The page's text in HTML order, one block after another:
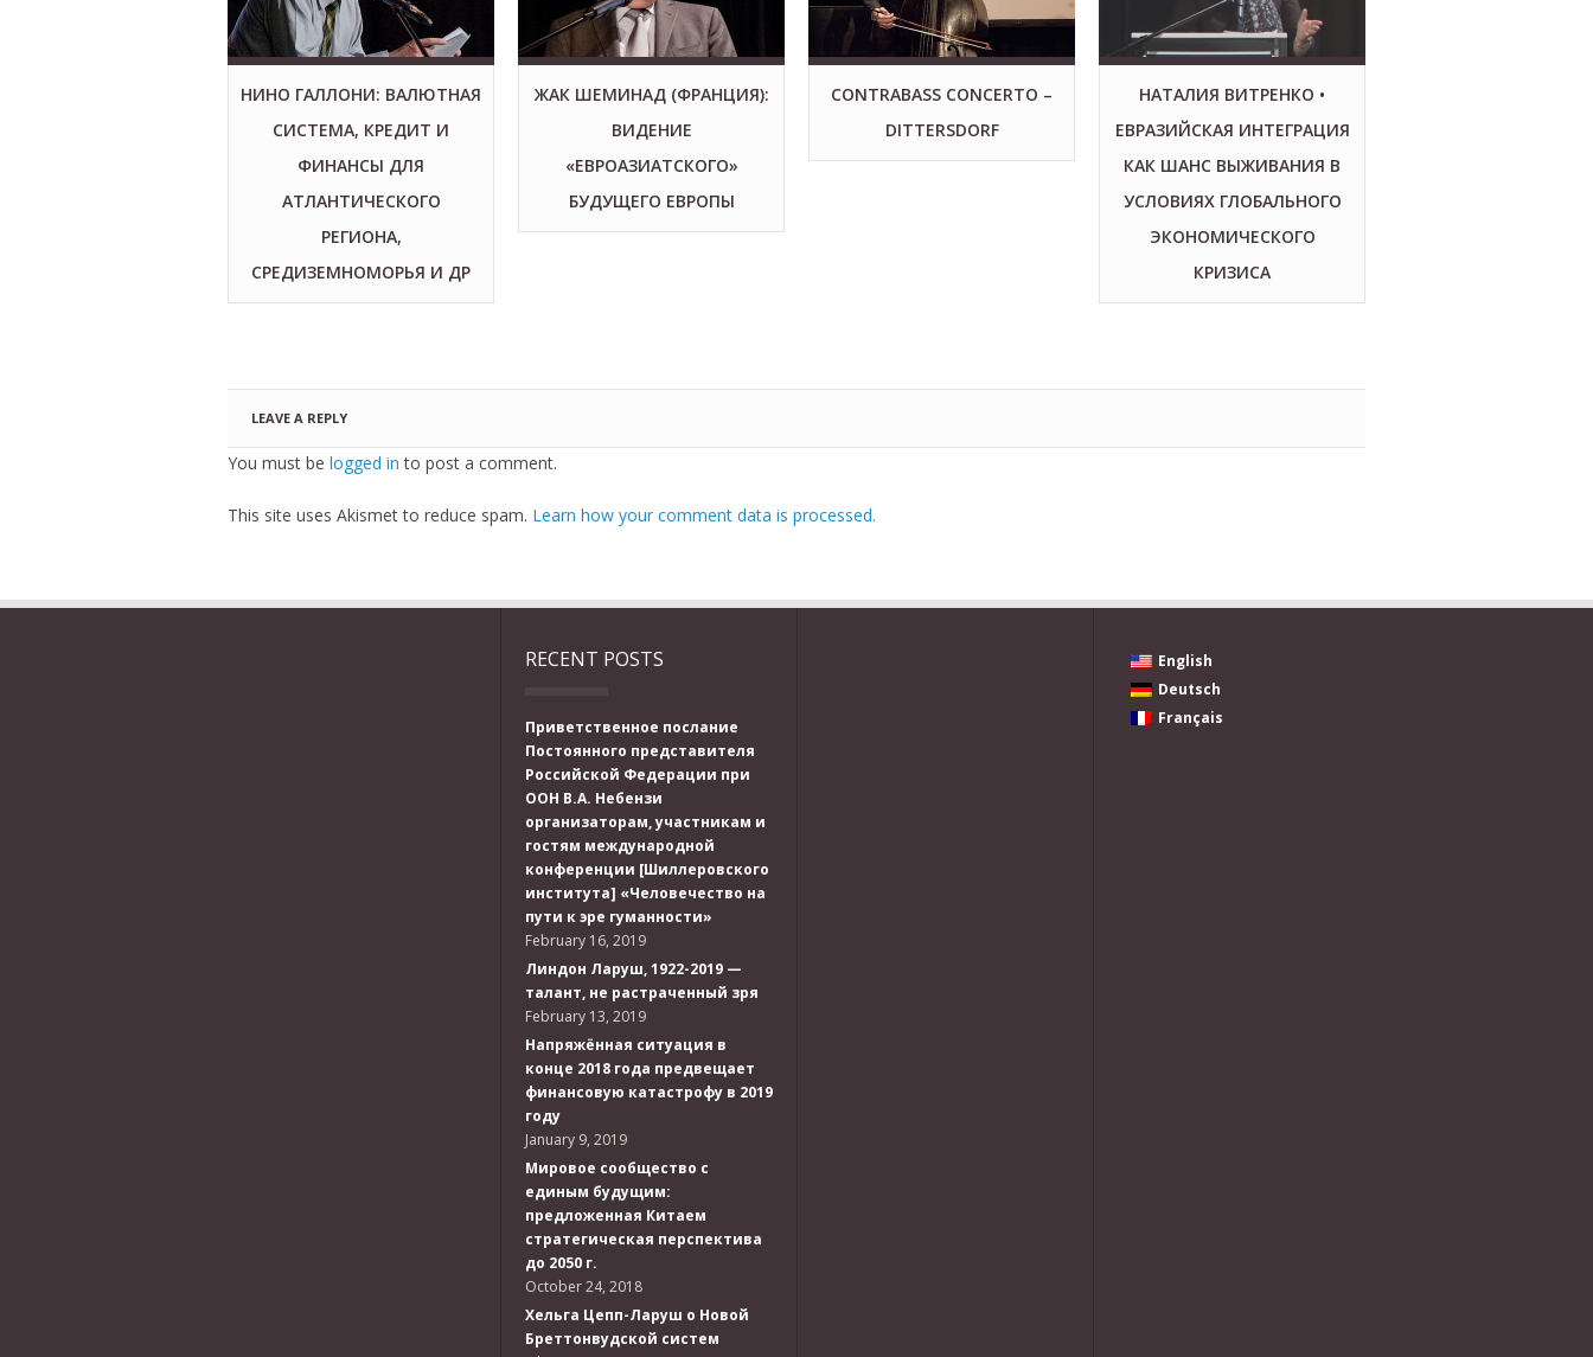
НИНО ГАЛЛОНИ: ВАЛЮТНАЯ
СИСТЕМА, КРЕДИТ И
ФИНАНСЫ ДЛЯ
АТЛАНТИЧЕСКОГО
РЕГИОНА,
СРЕДИЗЕМНОМОРЬЯ И ДР
ЖАК ШЕМИНАД (ФРАНЦИЯ):
ВИДЕНИЕ
«ЕВРОАЗИАТСКОГО»
БУДУЩЕГО ЕВРОПЫ
CONTRABASS CONCERTO –
DITTERSDORF
НАТАЛИЯ ВИТРЕНКО •
ЕВРАЗИЙСКАЯ ИНТЕГРАЦИЯ
КАК ШАНС ВЫЖИВАНИЯ В
УСЛОВИЯХ ГЛОБАЛЬНОГО
ЭКОНОМИЧЕСКОГО
КРИЗИСА
LEAVE A REPLY
You must be logged in to post a comment.
This site uses Akismet to reduce spam. Learn how your comment data is processed.
RECENT POSTS
Приветственное послание
Постоянного представителя
Российской Федерации при
ООН В.А. Небензи
организаторам, участникам и
гостям международной
конференции [Шиллеровского
института] «Человечество на
пути к эре гуманности»
February 16, 2019
Линдон Ларуш, 1922-2019 —
талант, не растраченный зря
February 13, 2019
Напряжённая ситуация в
конце 2018 года предвещает
финансовую катастрофу в 2019
году
January 9, 2019
Мировое сообщество с
единым будущим:
предложенная Китаем
стратегическая перспектива
до 2050 г.
October 24, 2018
Хельга Цепп-Ларуш о Новой
Бреттонвудской систем
English
Deutsch
Français